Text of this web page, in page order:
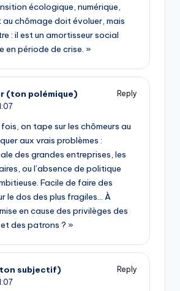
écologique, numérique,
au chômage doit évoluer, mais
: il est un amortisseur social
en période de crise. »
(ton polémique)
Reply
on tape sur les chômeurs au
aux vrais problèmes :
des grandes entreprises, les
ou l’absence de politique
Facile de faire des
le dos des plus fragiles… À
en cause des privilèges des
des patrons ? »
subjectif)
Reply